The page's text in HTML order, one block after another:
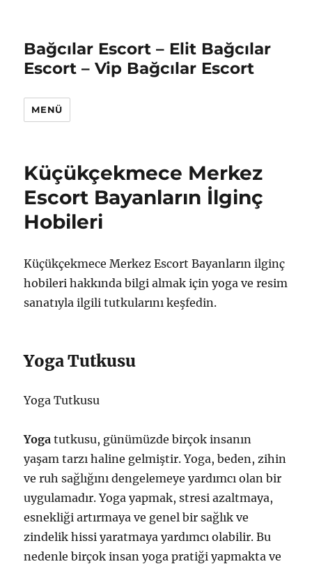
Bağcılar Escort – Elit Bağcılar
Escort – Vip Bağcılar Escort
MENÜ
Küçükçekmece Merkez
Escort Bayanların İlginç
Hobileri
Küçükçekmece Merkez Escort Bayanların ilginç
hobileri hakkında bilgi almak için yoga ve resim
sanatıyla ilgili tutkularını keşfedin.
Yoga Tutkusu
Yoga Tutkusu
Yoga tutkusu, günümüzde birçok insanın
yaşam tarzı haline gelmiştir. Yoga, beden, zihin
ve ruh sağlığını dengelemeye yardımcı olan bir
uygulamadır. Yoga yapmak, stresi azaltmaya,
esnekliği artırmaya ve genel bir sağlık ve
zindelik hissi yaratmaya yardımcı olabilir. Bu
nedenle birçok insan yoga pratiği yapmakta ve